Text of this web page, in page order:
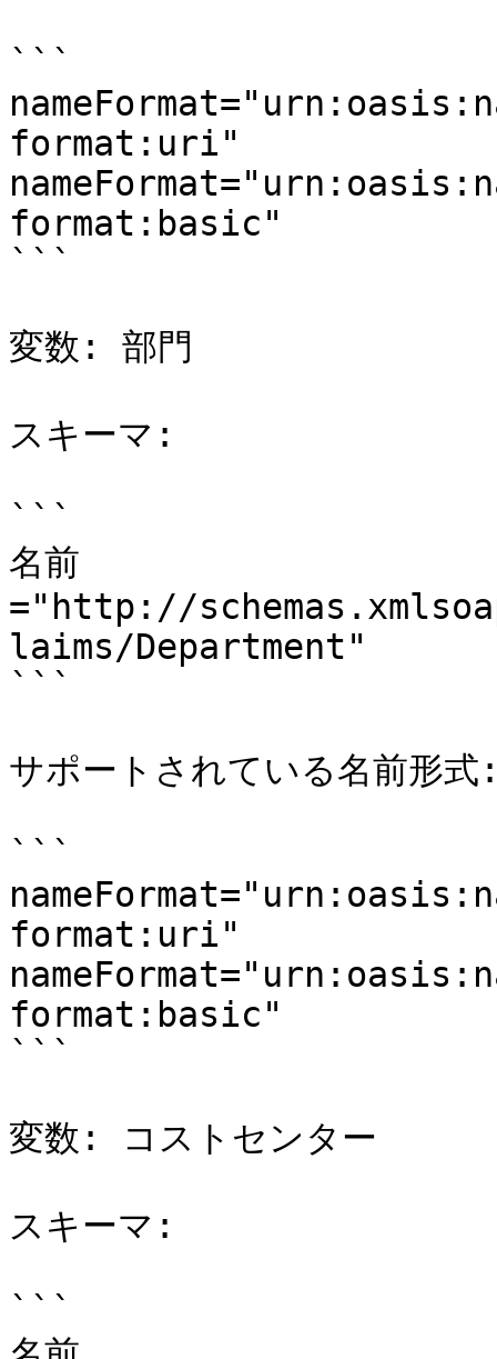
```
format:uri"
format:basic"
```
変数: 部門
スキーマ:
```
名前
="http://
laims/Department"
```
サポートされている名前形
```
format:uri"
format:basic"
```
変数: コストセンター
スキーマ:
```